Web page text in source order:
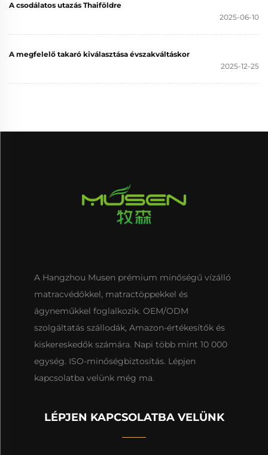
A csodálatos utazás Thaiföldre
2025-06-10
A megfelelő takaró kiválasztása évszakváltáskor
2025-12-25
A Hangzhou Musen prémium minőségű vízálló
matracvédőkkel, matractöppekkel és
ágyneműkkel foglalkozik. OEM/ODM
szolgáltatás szállodák, Amazon-értékesítők és
kiskereskedők számára. Napi több mint 10 000
egység. ISO-minőségbiztosítás. Lépjen
kapcsolatba velünk még ma.
LÉPJEN KAPCSOLATBA VELÜNK